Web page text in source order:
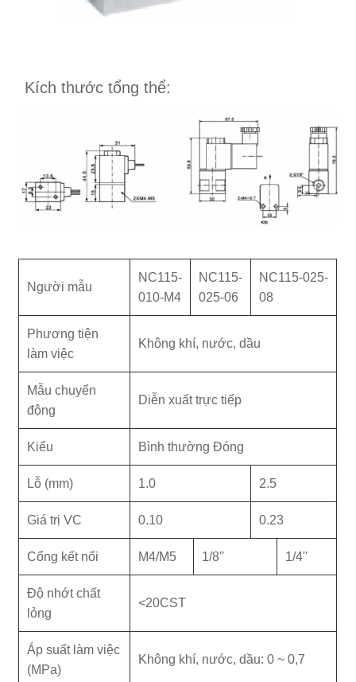
Kích thước tổng thể:
Người mẫu
NC115-
010-M4
NC115-
025-06
NC115-025-
08
Phương tiện
làm việc
Không khí, nước, dầu
Mẫu chuyển
động
Diễn xuất trực tiếp
Kiểu Bình thường Đóng
Lỗ (mm) 1.0 2.5
Giá trị VC 0.10 0.23
Cổng kết nối M4/M5 1/8'' 1/4''
Độ nhớt chất
lỏng
<20CST
Áp suất làm việc
(MPa)
Không khí, nước, dầu: 0 ~ 0,7